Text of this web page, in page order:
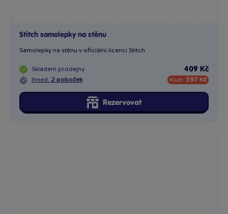
Stitch samolepky na stěnu
Samolepky na stěnu v oficiální licenci Stitch
Skladem prodejny
Ihned: 2 poboček
409 Kč
Klub: 397 Kč
Rezervovat